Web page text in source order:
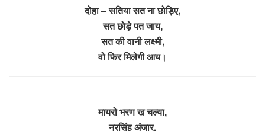
दोहा – सतिया सत ना छोड़िए,
सत छोड़े पत जाय,
सत की वानी लक्ष्मी,
वो फिर मिलेगी आय।
मायरो भरण ख चल्या,
नरसिंह अंजार,